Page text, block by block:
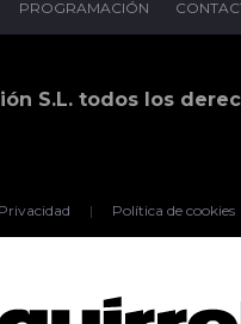
PROGRAMACIÓN
S.L. todos los
Privacidad | Política de cookies